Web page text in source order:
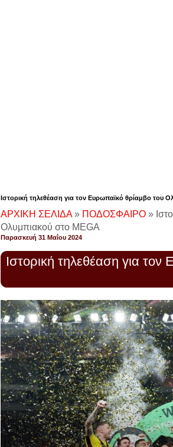
Ιστορική τηλεθέαση για τον Ευρωπαϊκό θρίαμβο του
ΑΡΧΙΚΗ ΣΕΛΙΔΑ» ΠΟΔΟΣΦΑΙΡΟ »
Ολυμπιακού στο MEGA
Παρασκευή 31 Μαΐου 2024
Ιστορική τηλεθέαση για